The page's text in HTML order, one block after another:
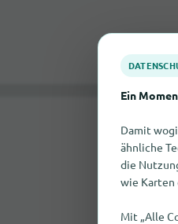
Ein
Damit
ähnliche
die
wie Karten
Mit „Alle